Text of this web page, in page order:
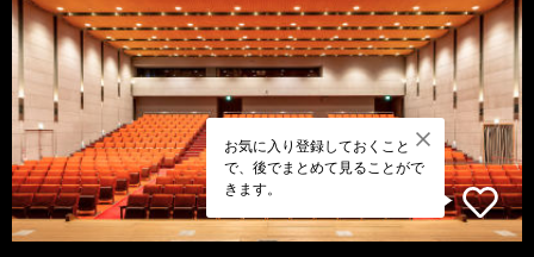
お気に入り登録しておくこと
で、後でまとめて見ることがで
きます。